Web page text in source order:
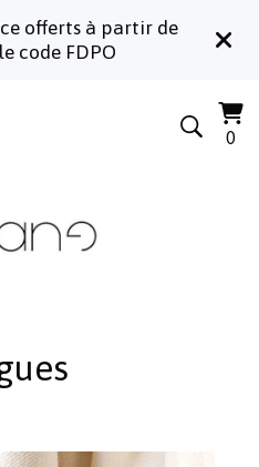
offerts à partir de
code FDPO
0